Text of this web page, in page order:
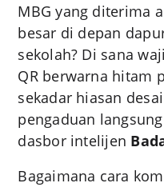
MBG yang diterima
besar di depan
sekolah? Di sana
QR berwarna hitam
sekadar hiasan
pengaduan
dasbor intelijen
Bagaimana cara